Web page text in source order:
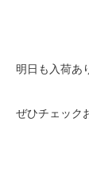
明日も入荷あ
ぜひチェック